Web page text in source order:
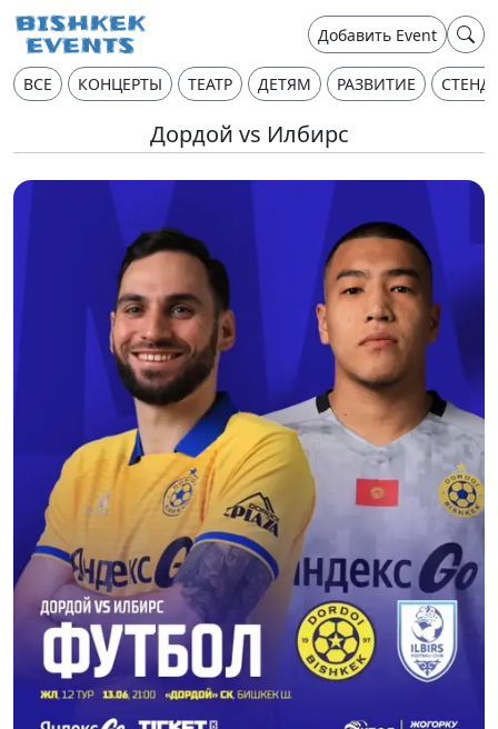
Добавить Event
ВСЕ КОНЦЕРТЫ ТЕАТР ДЕТЯМ РАЗВИТИЕ
Дордой vs Илбирс